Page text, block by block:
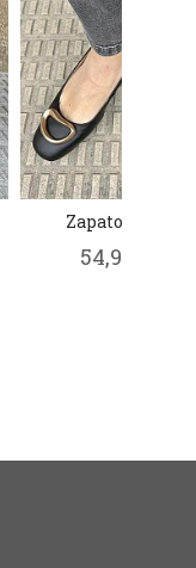
Zapato Betty
54,95 €